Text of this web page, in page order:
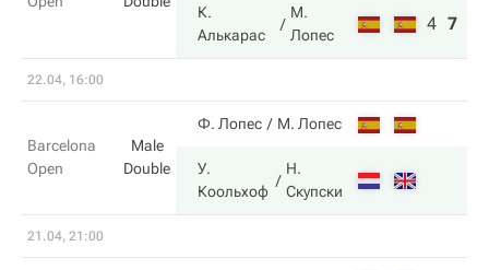
К.
Алькарас
М.
Лопес
4 7
22.04, 16:00
Barcelona
Open
Male
Double
Ф. Лопес М. Лопес
У.
Коольхоф
Н.
Скупски
21.04, 21:00